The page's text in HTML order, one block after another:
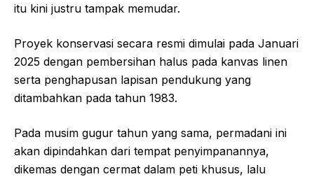
itu kini justru tampak memudar.
Proyek konservasi secara resmi dimulai pada Januari
2025 dengan pembersihan halus pada kanvas linen
serta penghapusan lapisan pendukung yang
ditambahkan pada tahun 1983.
Pada musim gugur tahun yang sama, permadani ini
akan dipindahkan dari tempat penyimpanannya,
dikemas dengan cermat dalam peti khusus, lalu